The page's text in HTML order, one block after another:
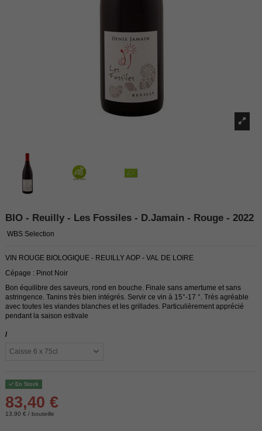
BIO - Reuilly - Les Fossiles - D.Jamain - Rouge - 2022
WBS Selection
VIN ROUGE BIOLOGIQUE - REUILLY AOP - VAL DE LOIRE
Cépage : Pinot Noir
Bon équilibre des saveurs, rond en bouche. Finale sans amertume et sans
astringence. Tanins très bien intégrés. Servir ce vin à 15°-17 °. Très agréable
avec toutes les viandes blanches et les grillades. Particulièrement apprécié
pendant la saison estivale
/
En Stock
83,40 €
13,90 € / bouteille